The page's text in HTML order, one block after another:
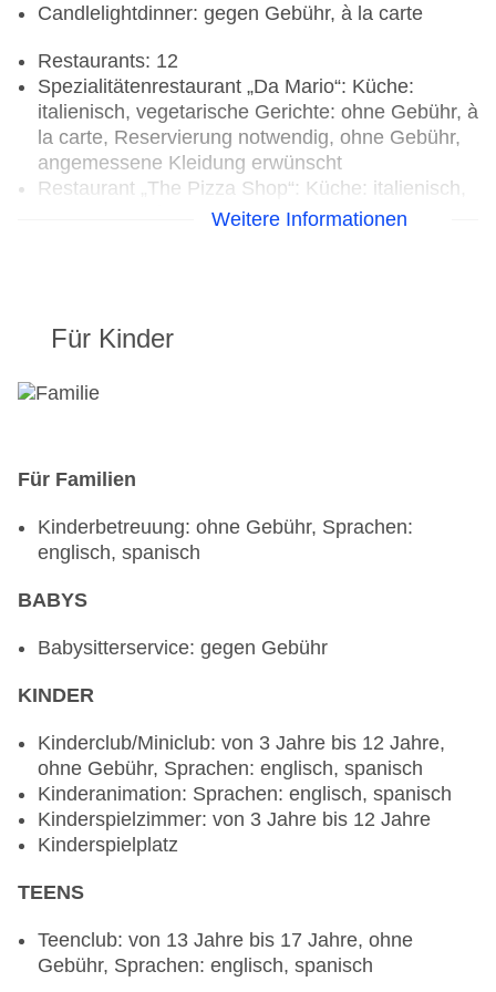
Candlelightdinner: gegen Gebühr, à la carte
Restaurants: 12
Spezialitätenrestaurant „Da Mario“: Küche:
italienisch, vegetarische Gerichte: ohne Gebühr, à
la carte, Reservierung notwendig, ohne Gebühr,
angemessene Kleidung erwünscht
Restaurant „The Pizza Shop“: Küche: italienisch,
Grillgerichte, à la carte, ohne Gebühr
asiatisch, à la carte, Reservierung notwendig,
Spezialitätenrestaurant „Tiki Taco“: Küche:
Spezialitätenrestaurant „Blue Water Grill“: Küche:
Reservierung notwendig, ohne Gebühr,
angemessene Kleidung erwünscht
Hauptrestaurant „Kaleidoscope (Sun Club Guests
only)“: Küche: international, vegetarische
angemessene Kleidung erwünscht
vegetarische Gerichte: ohne Gebühr, Buffet, ohne
Restaurant „The Snack Machine (Foodtruck)“:
Küche: international, Grillgerichte, à la carte,
ohne Gebühr, am Pool
Spezialitätenrestaurant „Sunny Side Grill“: Küche:
landestypisch, regional, Grillgerichte, à la carte,
Gourmetrestaurant „La Cala“: Küche:
Fisch/Meeresfrüchte, Grillgerichte, à la carte,
Reservierung notwendig, gegen Gebühr, am
Strand
Weitere Informationen
Für Kinder
Für Familien
Kinderbetreuung: ohne Gebühr, Sprachen:
englisch, spanisch
BABYS
Babysitterservice: gegen Gebühr
KINDER
Kinderclub/Miniclub: von 3 Jahre bis 12 Jahre,
ohne Gebühr, Sprachen: englisch, spanisch
Kinderanimation: Sprachen: englisch, spanisch
Kinderspielzimmer: von 3 Jahre bis 12 Jahre
Kinderspielplatz
TEENS
Teenclub: von 13 Jahre bis 17 Jahre, ohne
Gebühr, Sprachen: englisch, spanisch